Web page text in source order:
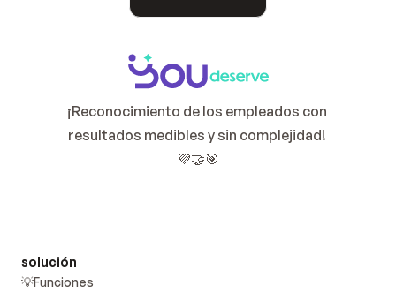
¡Reconocimiento de los empleados con
resultados medibles y sin complejidad!
💜🤝🎯
solución
💡Funciones